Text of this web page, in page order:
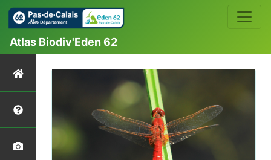
Atlas Biodiv'Eden 62